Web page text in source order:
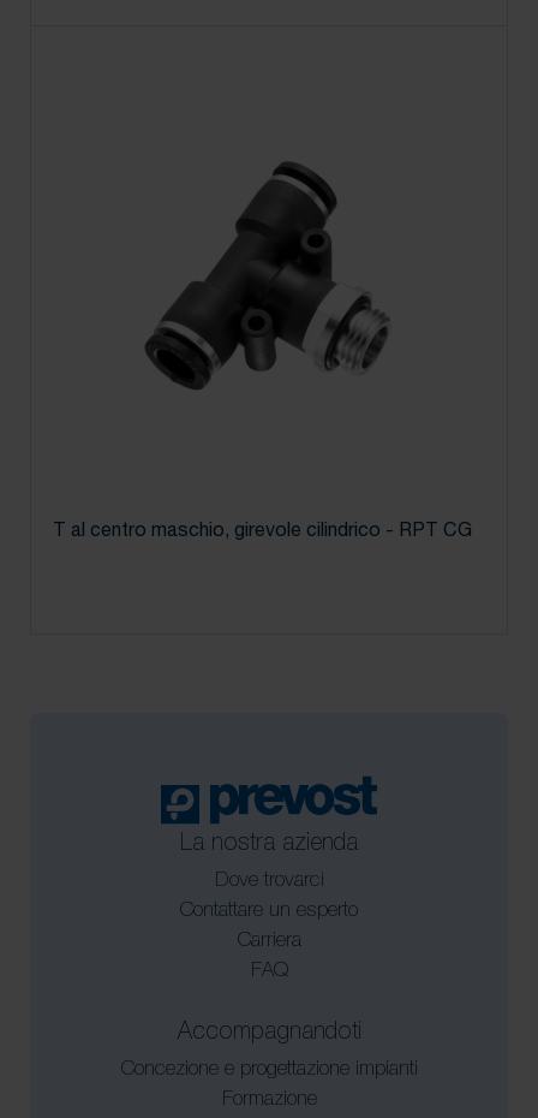
T al centro maschio, girevole cilindrico - RPT CG
La nostra azienda
Dove trovarci
Contattare un esperto
Carriera
FAQ
Accompagnandoti
Concezione e progettazione impianti
Formazione